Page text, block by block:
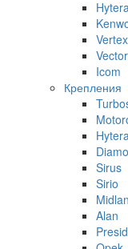
Hytera
Vector
Icom
Крепления
Hytera
Sirus
Sirio
Alan